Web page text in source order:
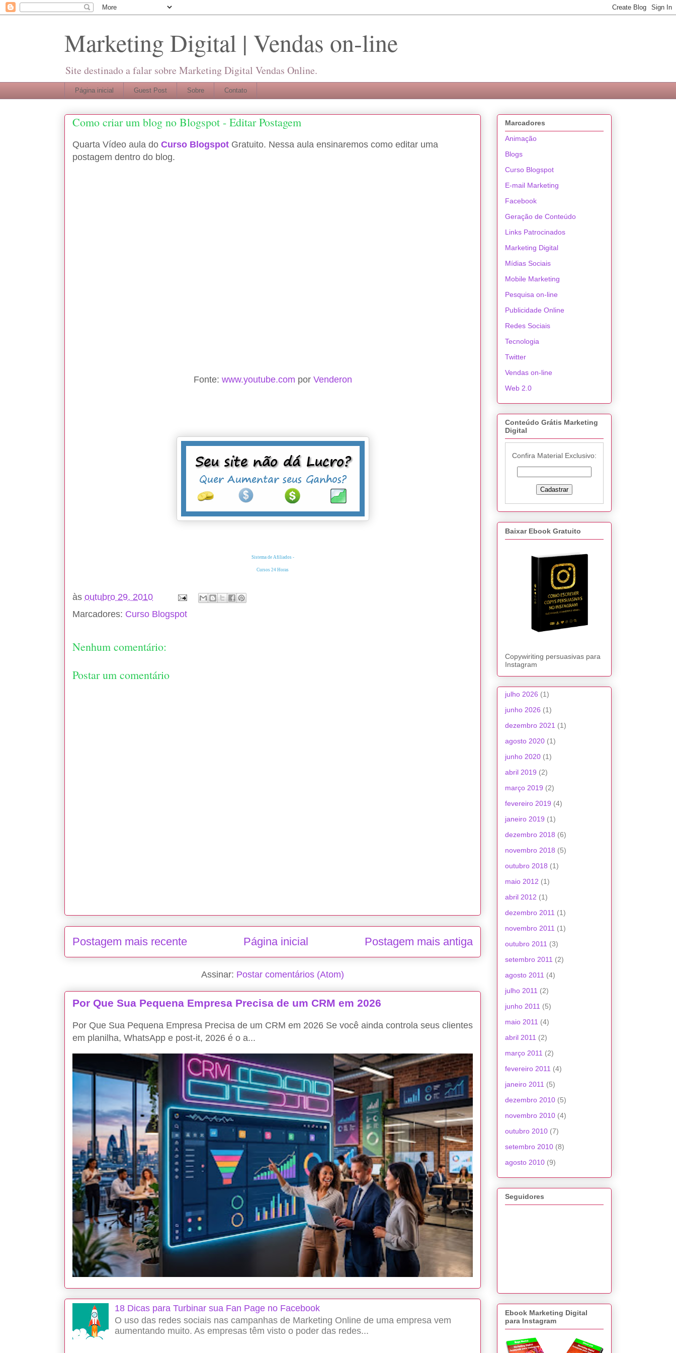
Marketing Digital | Vendas on-line
Site destinado a falar sobre Marketing Digital Vendas Online.
Página inicial Guest Post Sobre Contato
Como criar um blog no Blogspot - Editar Postagem
Quarta Vídeo aula do Curso Blogspot Gratuito. Nessa aula ensinaremos como editar uma
postagem dentro do blog.
Fonte: www.youtube.com por Venderon
Sistema de Afiliados-
Cursos 24 Horas
às outubro 29, 2010
Marcadores: Curso Blogspot
Nenhum comentário:
Postar um comentário
Postagem mais recente Postagem mais antiga
Página inicial
Assinar: Postar comentários (Atom)
Por Que Sua Pequena Empresa Precisa de um CRM em 2026
Por Que Sua Pequena Empresa Precisa de um CRM em 2026 Se você ainda controla seus clientes
em planilha, WhatsApp e post-it, 2026 é o a...
18 Dicas para Turbinar sua Fan Page no Facebook
O uso das redes sociais nas campanhas de Marketing Online de uma empresa vem
aumentando muito. As empresas têm visto o poder das redes...
Marcadores
Animação
Blogs
Curso Blogspot
E-mail Marketing
Facebook
Geração de Conteúdo
Links Patrocinados
Marketing Digital
Mídias Sociais
Mobile Marketing
Pesquisa on-line
Publicidade Online
Redes Sociais
Tecnologia
Twitter
Vendas on-line
Web 2.0
Conteúdo Grátis Marketing
Digital
Confira Material Exclusivo:
Baixar Ebook Gratuito
Copywiriting persuasivas para
Instagram
julho 2026 (1)
junho 2026 (1)
dezembro 2021 (1)
agosto 2020 (1)
junho 2020 (1)
abril 2019 (2)
março 2019 (2)
fevereiro 2019 (4)
janeiro 2019 (1)
dezembro 2018 (6)
novembro 2018 (5)
outubro 2018 (1)
maio 2012 (1)
abril 2012 (1)
dezembro 2011 (1)
novembro 2011 (1)
outubro 2011 (3)
setembro 2011 (2)
agosto 2011 (4)
julho 2011 (2)
junho 2011 (5)
maio 2011 (4)
abril 2011 (2)
março 2011 (2)
fevereiro 2011 (4)
janeiro 2011 (5)
dezembro 2010 (5)
novembro 2010 (4)
outubro 2010 (7)
setembro 2010 (8)
agosto 2010 (9)
Seguidores
Ebook Marketing Digital
para Instagram